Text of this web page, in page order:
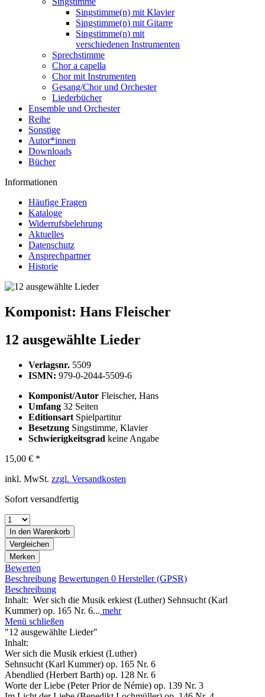
Singstimme(n) mit Klavier
Singstimme(n) mit Gitarre
Singstimme(n) mit
verschiedenen Instrumenten
Sprechstimme
Chor a capella
Chor mit Instrumenten
Gesang/Chor und Orchester
Liederbücher
Ensemble und Orchester
Reihe
Sonstige
Autor*innen
Downloads
Bücher
Informationen
Häufige Fragen
Kataloge
Widerrufsbelehrung
Aktuelles
Datenschutz
Ansprechpartner
Historie
Komponist: Hans Fleischer
12 ausgewählte Lieder
Verlagsnr. 5509
ISMN: 979-0-2044-5509-6
Komponist/Autor Fleischer, Hans
Umfang 32 Seiten
Editionsart Spielpartitur
Besetzung Singstimme, Klavier
Schwierigkeitsgrad keine Angabe
15,00 € *
inkl. MwSt. zzgl. Versandkosten
Sofort versandfertig
In den Warenkorb
Vergleichen
Merken
Bewerten
Beschreibung Bewertungen 0 Hersteller (GPSR)
Beschreibung
Inhalt: Wer sich die Musik erkiest (Luther) Sehnsucht (Karl
Kummer) op. 165 Nr. 6... mehr
Menü schließen
"12 ausgewählte Lieder"
Inhalt:
Wer sich die Musik erkiest (Luther)
Sehnsucht (Karl Kummer) op. 165 Nr. 6
Abendlied (Herbert Barth) op. 128 Nr. 6
Worte der Liebe (Peter Prior de Némie) op. 139 Nr. 3